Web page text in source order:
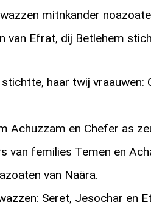
mitnkander
van Efrat, dij Betlehem
haar twij vraauwen:
Achuzzam en Chefer as
van femilies Temen en
van Naära.
Seret, Jesochar en